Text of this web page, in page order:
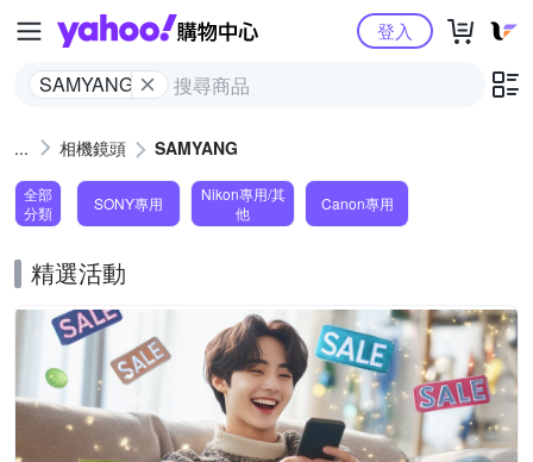
Yahoo購物中心
SAMYANG
登入
相機鏡頭 SAMYANG
全部
分類
SONY專用
Nikon專用/其
他
Canon專用
精選活動